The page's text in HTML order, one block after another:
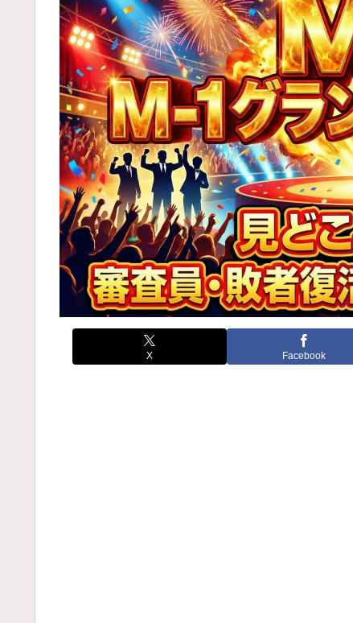
X Facebook